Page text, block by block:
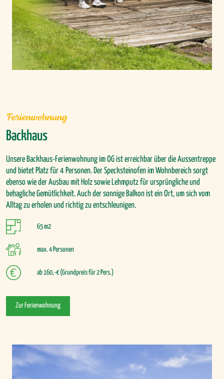
Ferienwohnung
Backhaus
Unsere Backhaus-Ferienwohnung im OG ist erreichbar über die Aussentreppe
und bietet Platz für 4 Personen. Der Specksteinofen im Wohnbereich sorgt
ebenso wie der Ausbau mit Holz sowie Lehmputz für ursprüngliche und
behagliche Gemütlichkeit. Auch der sonnige Balkon ist ein Ort, um sich vom
Alltag zu erholen und richtig zu entschleunigen.
65 m2
max. 4 Personen
ab 160,-€ (Grundpreis für 2 Pers.)
Zur Ferienwohnung